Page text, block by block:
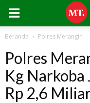
Beranda Polres Merangin
Polres
Kg Narkoba
Rp 2,6